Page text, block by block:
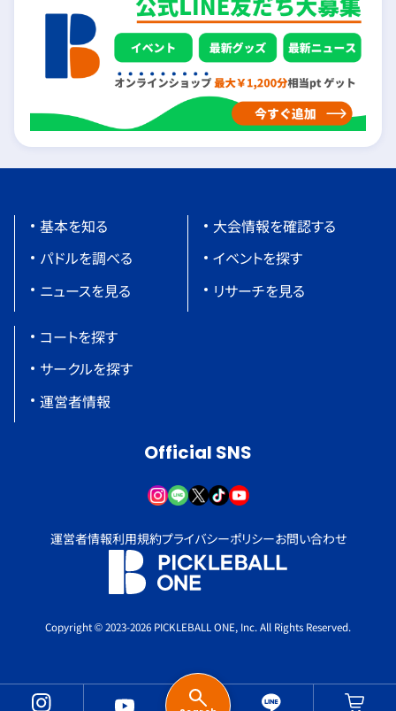
基本を知る
パドルを調べる
ニュースを見る
大会情報を確認する
イベントを探す
リサーチを見る
コートを探す
サークルを探す
運営者情報
Official SNS
運営者情報利用規約プライバシーポリシーお問い合わせ
Copyright © 2023-2026 PICKLEBALL ONE, Inc. All Rights Reserved.